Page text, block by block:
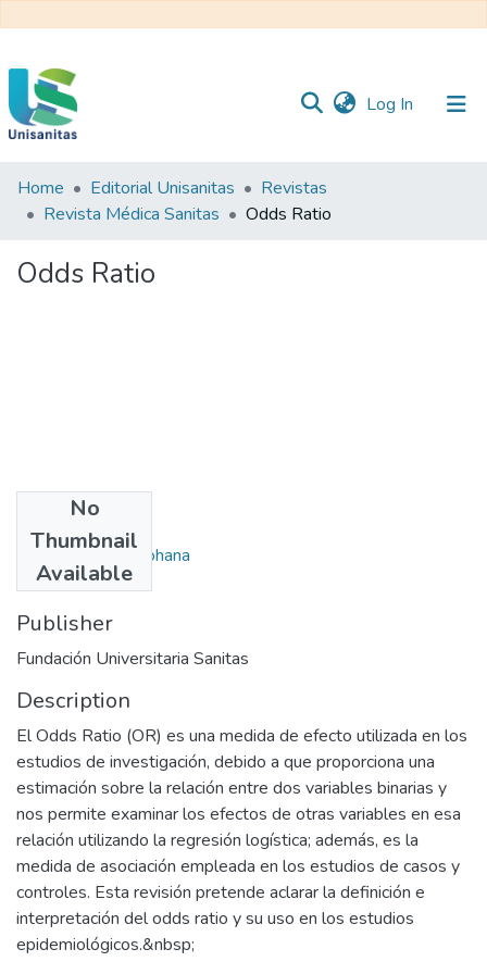
Log In (current)
Inicio
Web
Home Editorial Unisanitas
Revistas
Revista Médica Sanitas
Odds Ratio
Odds Ratio
No
Thumbnail
Available
Authors
Benavides Cruz, Johana
Publisher
Fundación Universitaria Sanitas
Description
El Odds Ratio (OR) es una medida de efecto utilizada en los
estudios de investigación, debido a que proporciona una
estimación sobre la relación entre dos variables binarias y
nos permite examinar los efectos de otras variables en esa
relación utilizando la regresión logística; además, es la
medida de asociación empleada en los estudios de casos y
controles. Esta revisión pretende aclarar la definición e
interpretación del odds ratio y su uso en los estudios
epidemiológicos.&nbsp;